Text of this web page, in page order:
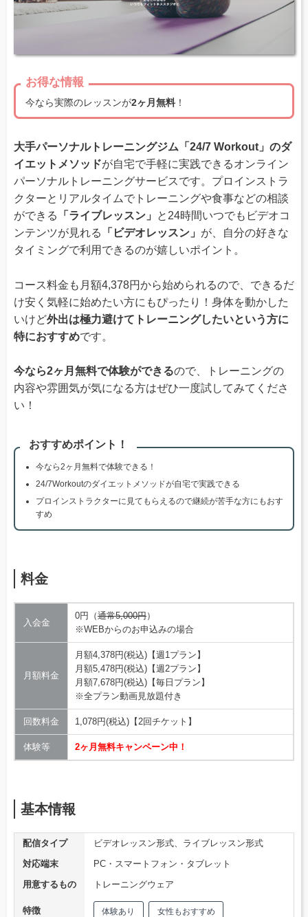
お得な情報
今なら実際のレッスンが2ヶ月無料 ！
大手パーソナルトレーニングジム「24/7 Workout」のダ
イエットメソッドが自宅で手軽に実践できるオンライン
パーソナルトレーニングサービスです。プロインストラ
クターとリアルタイムでトレーニングや食事などの相談
ができる
「ライブレッスン」
と24時間いつでもビデオコ
ンテンツが見れる
「ビデオレッスン」 が、自分の好きな
タイミングで利用できるのが嬉しいポイント。
コース料金も月額4,378円から始められるので、できるだ
け安く気軽に始めたい方にもぴったり！身体を動かした
いけど外出は極力避けてトレーニングしたいという方に
特におすすめです。
今なら2ヶ月無料で体験ができるので、トレーニングの
内容や雰囲気が気になる方はぜひ一度試してみてくださ
い！
おすすめポイント！
今なら2ヶ月無料で体験できる！
24/7Workoutのダイエットメソッドが自宅で実践できる
プロインストラクターに見てもらえるので継続が苦手な方にもおす
すめ
料金
入会金
0円（通常5,000円）
※WEBからのお申込みの場合
月額料金
月額4,378円(税込)【週1プラン】
月額5,478円(税込)【週2プラン】
月額7,678円(税込)【毎日プラン】
※全プラン動画見放題付き
回数料金 1,078円(税込)【2回チケット】
体験等 2ヶ月無料キャンペーン中！
基本情報
配信タイプ
ビデオレッスン形式、ライブレッスン形式
対応端末
PC・スマートフォン・タブレット
用意するもの
トレーニングウェア
特徴 体験あり 女性もおすすめ